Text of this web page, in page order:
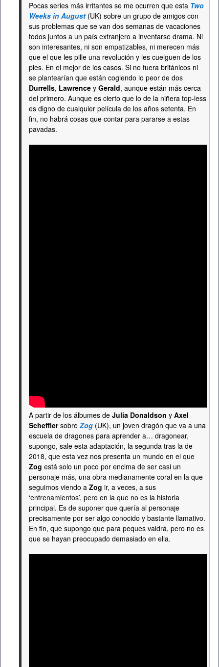
Pocas series más irritantes se me ocurren que esta Two
Weeks in August (UK) sobre un grupo de amigos con
sus problemas que se van dos semanas de vacaciones
todos juntos a un país extranjero a inventarse drama. Ni
son interesantes, ni son empatizables, ni merecen más
que el que les pille una revolución y les cuelguen de los
pies. En el mejor de los casos. Si no fuera británicos ni
se plantearían que están cogiendo lo peor de dos
Durrells, Lawrence y Gerald, aunque están más cerca
del primero. Aunque es cierto que lo de la niñera top-less
es digno de cualquier película de los años setenta. En
fin, no habrá cosas que contar para pararse a estas
pavadas.
A partir de los álbumes de Julia Donaldson y Axel
Schefflersobre Zog (UK), un joven dragón que va a una
escuela de dragones para aprender a… dragonear,
supongo, sale esta adaptación, la segunda tras la de
2018, que esta vez nos presenta un mundo en el que
Zog está solo un poco por encima de ser casi un
personaje más, una obra medianamente coral en la que
seguimos viendo a Zog ir, a veces, a sus
‘entrenamientos’, pero en la que no es la historia
principal. Es de suponer que quería al personaje
precisamente por ser algo conocido y bastante llamativo.
En fin, que supongo que para peques valdrá, pero no es
que se hayan preocupado demasiado en ella.